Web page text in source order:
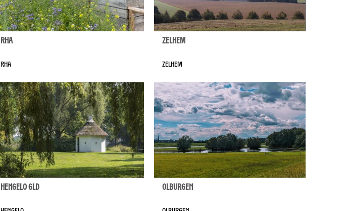
Rha
Rha
Zelhem
Zelhem
Hengelo Gld Olburgen